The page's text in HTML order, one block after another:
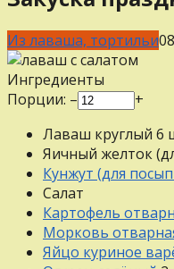
Из лаваша, тортильи0
Ингредиенты
Порции: –
+
Лаваш круглый 6
Яичный желток
Кунжут (для
Салат
Картофель
Морковь
Яйцо куриное